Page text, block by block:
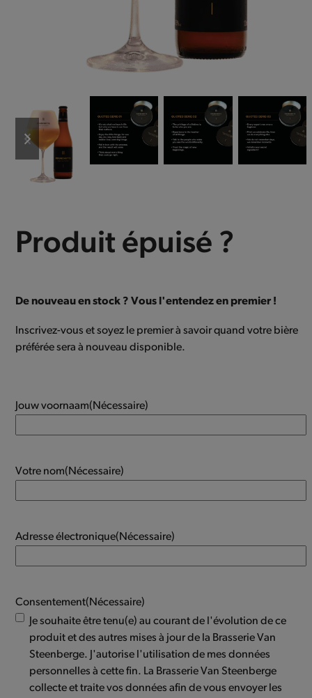
previous
slide
next
slide
Produit épuisé ?
De nouveau en stock ? Vous l'entendez en premier !
Inscrivez-vous et soyez le premier à savoir quand votre bière
préférée sera à nouveau disponible.
Jouw voornaam(Nécessaire)
Votre nom(Nécessaire)
Adresse électronique(Nécessaire)
Consentement(Nécessaire)
Je souhaite être tenu(e) au courant de l'évolution de ce
produit et des autres mises à jour de la Brasserie Van
Steenberge. J'autorise l'utilisation de mes données
personnelles à cette fin. La Brasserie Van Steenberge
collecte et traite vos données afin de vous envoyer les